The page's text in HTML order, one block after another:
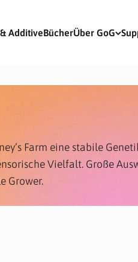
AdditiveBücherÜber GoG
Farm eine stabile
Vielfalt. Große
Grower.